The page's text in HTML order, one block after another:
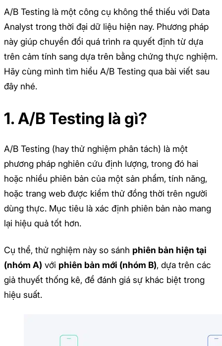
A/B Testing là một công cụ không thể thiếu với Data
Analyst trong thời đại dữ liệu hiện nay. Phương pháp
này giúp chuyển đổi quá trình ra quyết định từ dựa
trên cảm tính sang dựa trên bằng chứng thực nghiệm.
Hãy cùng mình tìm hiểu A/B Testing qua bài viết sau
đây nhé.
1. A/B Testing là gì?
A/B Testing (hay thử nghiệm phân tách) là một
phương pháp nghiên cứu định lượng, trong đó hai
hoặc nhiều phiên bản của một sản phẩm, tính năng,
hoặc trang web được kiểm thử đồng thời trên người
dùng thực. Mục tiêu là xác định phiên bản nào mang
lại hiệu quả tốt hơn.
Cụ thể, thử nghiệm này so sánh phiên bản hiện tại
(nhóm A) với phiên bản mới (nhóm B), dựa trên các
giả thuyết thống kê, để đánh giá sự khác biệt trong
hiệu suất.